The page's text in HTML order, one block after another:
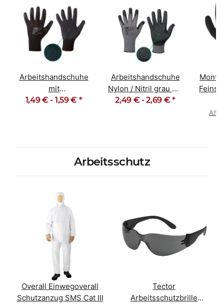
Arbeitshandschuhe
mit
Latexbeschichtung
1,49 € - 1,59 € *
Arbeitshandschuhe
Nylon / Nitril grau mit
Noppen Handan
2,49 € -2,69 €*
Arbeitsschutz
Overall Einwegoverall
Schutzanzug SMS Cat III
Tector
Arbeitsschutzbrille